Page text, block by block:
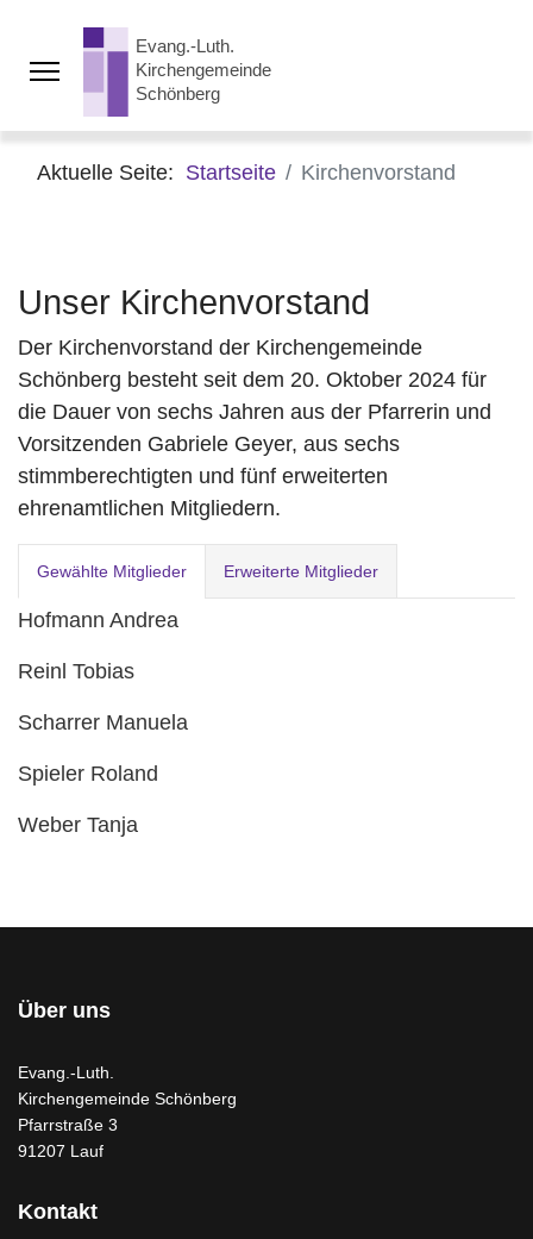
Aktuelle Seite: Startseite Kirchenvorstand
Unser Kirchenvorstand
Der Kirchenvorstand der Kirchengemeinde
Schönberg besteht seit dem 20. Oktober 2024 für
die Dauer von sechs Jahren aus der Pfarrerin und
Vorsitzenden Gabriele Geyer, aus sechs
stimmberechtigten und fünf erweiterten
ehrenamtlichen Mitgliedern.
Gewählte Mitglieder Erweiterte Mitglieder
Hofmann Andrea
Reinl Tobias
Scharrer Manuela
Spieler Roland
Weber Tanja
Über uns
Evang.-Luth.
Kirchengemeinde Schönberg
Pfarrstraße 3
91207 Lauf
Kontakt